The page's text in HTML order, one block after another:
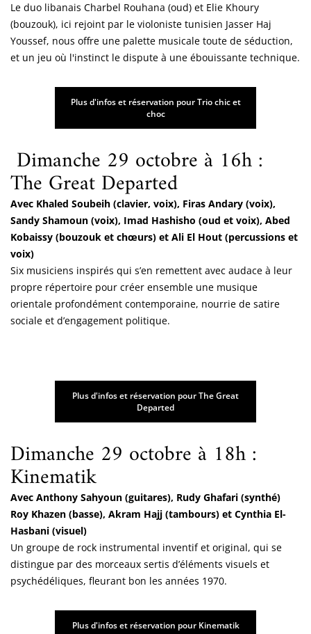
Le duo libanais Charbel Rouhana (oud) et Elie Khoury
(bouzouk), ici rejoint par le violoniste tunisien Jasser Haj
Youssef, nous offre une palette musicale toute de séduction,
et un jeu où l'instinct le dispute à une ébouissante technique.
Plus d'infos et réservation pour Trio chic et
choc
Dimanche 29 octobre à 16h :
The Great Departed
Avec Khaled Soubeih (clavier, voix), Firas Andary​ (voix),
Sandy Shamoun (voix), Imad Hashisho (oud et voix), Abed
Kobaissy (bouzouk et chœurs) et Ali El Hout (percussions et
voix)
Six musiciens inspirés qui s’en remettent avec audace à leur
propre répertoire pour créer ensemble une musique
orientale profondément contemporaine, nourrie de satire
sociale et d’engagement politique.
Plus d'infos et réservation pour The Great
Departed
Dimanche 29 octobre à 18h :
Kinematik
Avec Anthony Sahyoun (guitares), Rudy Ghafari (synthé)
Roy Khazen (basse), Akram Hajj (tambours) et Cynthia El-
Hasbani (visuel)
Un groupe de rock instrumental inventif et original, qui se
distingue par des morceaux sertis d’éléments visuels et
psychédéliques, fleurant bon les années 1970.
Plus d'infos et réservation pour Kinematik